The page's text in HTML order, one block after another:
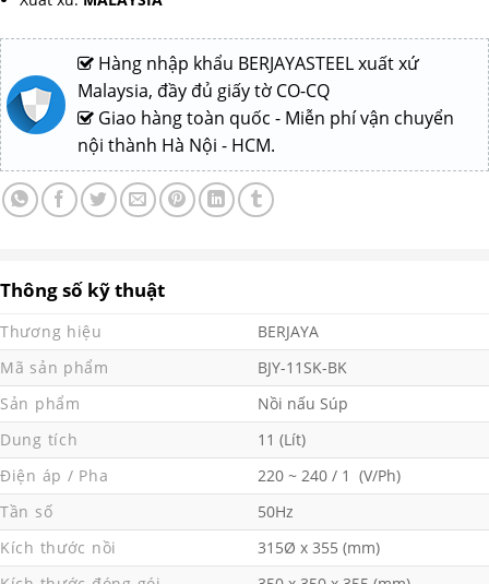
Hàng nhập khẩu BERJAYASTEEL xuất xứ
Malaysia, đầy đủ giấy tờ CO-CQ
Giao hàng toàn quốc - Miễn phí vận chuyển
nội thành Hà Nội - HCM.
Thông số kỹ thuật
Thương hiệu
BERJAYA
Mã sản phẩm
BJY-11SK-BK
Sản phẩm
Nồi nấu Súp
Dung tích
11 (Lít)
Điện áp / Pha
220 ~ 240 / 1 (V/Ph)
Tần số
50Hz
Kích thước nồi
315Ø x 355 (mm)